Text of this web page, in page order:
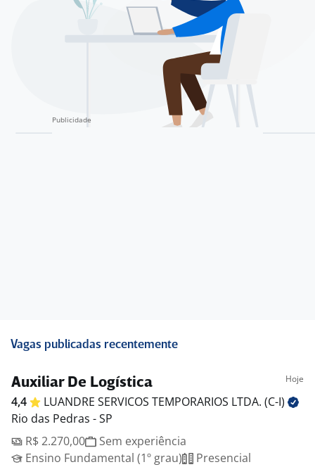
Vagas publicadas recentemente
Auxiliar De Logística Hoje
4,4 LUANDRE SERVICOS TEMPORARIOS LTDA. (C-I)
Rio das Pedras - SP
R$ 2.270,00
Sem experiência
Ensino Fundamental (1º grau)
Presencial